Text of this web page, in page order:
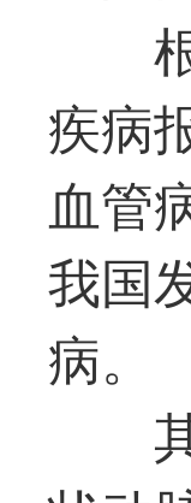
疾病
血管
我国
病。